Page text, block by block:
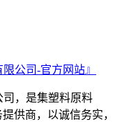
司，是集塑料原料
供商，以诚信务实，